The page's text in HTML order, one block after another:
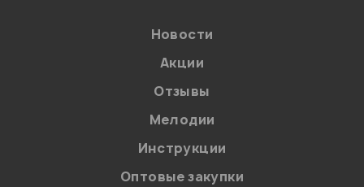
на обработку персональных данных в
Политикой в отношении обработки
персональных данных.
Новости
Акции
Отзывы
Мелодии
Инструкции
Оптовые закупки